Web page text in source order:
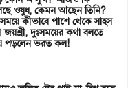
ওষুধ, কেমন আছেন তিনি?
কীভাবে পাশে থেকে সাহস
জয়শ্রী, দুঃসময়ের কথা বলতে
পড়লেন ভরত কল!